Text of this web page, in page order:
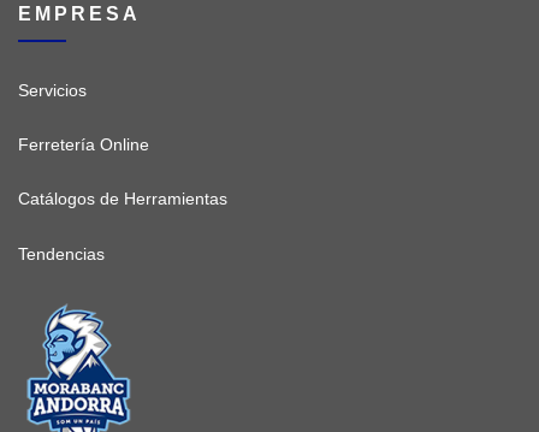
EMPRESA
Servicios
Ferretería Online
Catálogos de Herramientas
Tendencias